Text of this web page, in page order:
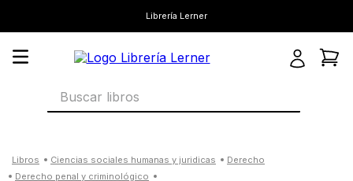
Librería Lerner
Buscar libros
ciencias sociales humanas y juridicas
derecho
derecho penal y criminológico